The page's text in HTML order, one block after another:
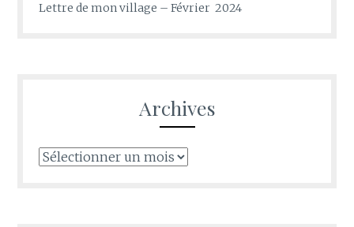
Lettre de mon village – Février 2024
Archives
Archives